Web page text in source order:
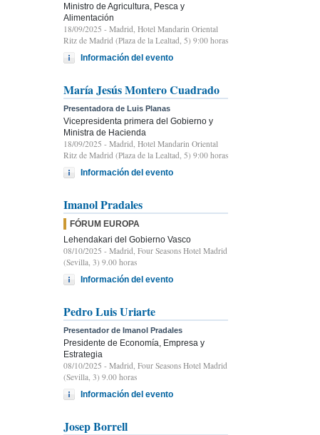
Ministro de Agricultura, Pesca y
Alimentación
18/09/2025 - Madrid, Hotel Mandarin Oriental
Ritz de Madrid (Plaza de la Lealtad, 5) 9:00 horas
Información del evento
María Jesús Montero Cuadrado
Presentadora de Luis Planas
Vicepresidenta primera del Gobierno y
Ministra de Hacienda
18/09/2025 - Madrid, Hotel Mandarin Oriental
Ritz de Madrid (Plaza de la Lealtad, 5) 9:00 horas
Información del evento
Imanol Pradales
FÓRUM EUROPA
Lehendakari del Gobierno Vasco
08/10/2025 - Madrid, Four Seasons Hotel Madrid
(Sevilla, 3) 9.00 horas
Información del evento
Pedro Luis Uriarte
Presentador de Imanol Pradales
Presidente de Economía, Empresa y
Estrategia
08/10/2025 - Madrid, Four Seasons Hotel Madrid
(Sevilla, 3) 9.00 horas
Información del evento
Josep Borrell